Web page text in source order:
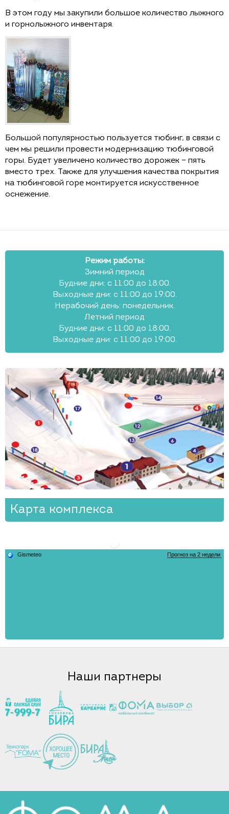
В этом году мы закупили большое количество лыжного
и горнолыжного инвентаря.
Большой популярностью пользуется тюбинг, в связи с
чем мы решили провести модернизацию тюбинговой
горы. Будет увеличено количество дорожек – пять
вместо трех. Также для улучшения качества покрытия
на тюбинговой горе монтируется искусственное
оснежение.
Режим работы:
Зимний период
Будние дни: с 11:00 до 18:00.
Выходные дни: с 11:00 до 19:00.
Нерабочий день: понедельник.
Летний период
Будние дни: с 11:00 до 18:00.
Выходные дни: с 11:00 до 19:00.
Карта комплекса
Наши партнеры